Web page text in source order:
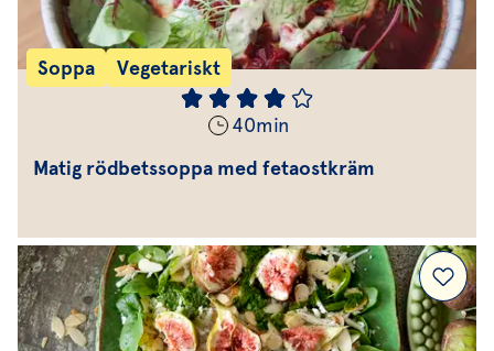
Soppa Vegetariskt
40min
Matig rödbetssoppa med fetaostkräm